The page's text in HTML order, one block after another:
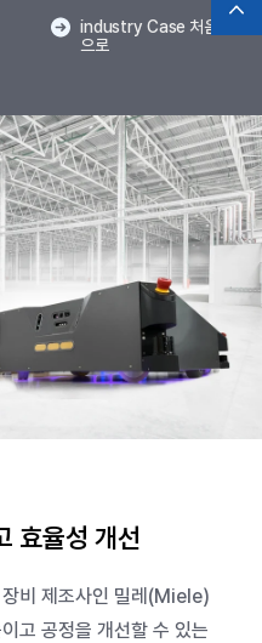
industry Case 처음
으로
효율성 개선
비 제조사인 밀레(Miele)
고 공정을 개선할 수 있는